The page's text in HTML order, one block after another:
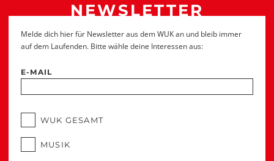
NEWSLETTER
Melde dich hier für Newsletter aus dem WUK an und bleib immer
auf dem Laufenden. Bitte wähle deine Interessen aus:
E-MAIL
WUK GESAMT
MUSIK